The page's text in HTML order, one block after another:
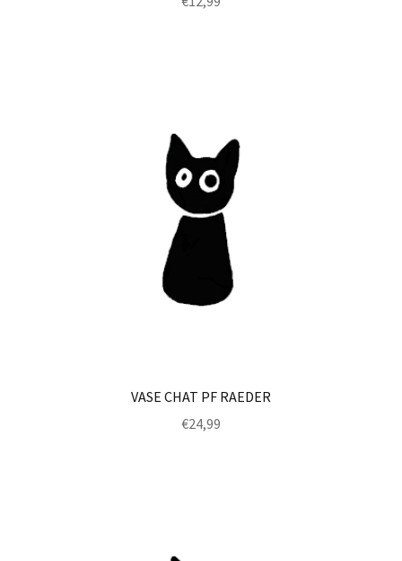
VASE CHAT PF RAEDER
€24,99